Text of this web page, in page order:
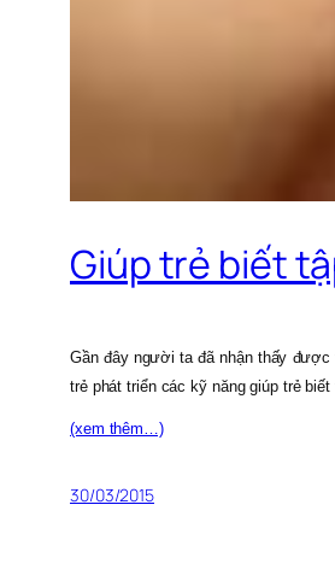
Giúp trẻ biết
Gần đây người ta đã nhận thấy được
trẻ phát triển các kỹ năng giúp trẻ biết
(xem thêm…)
30/03/2015